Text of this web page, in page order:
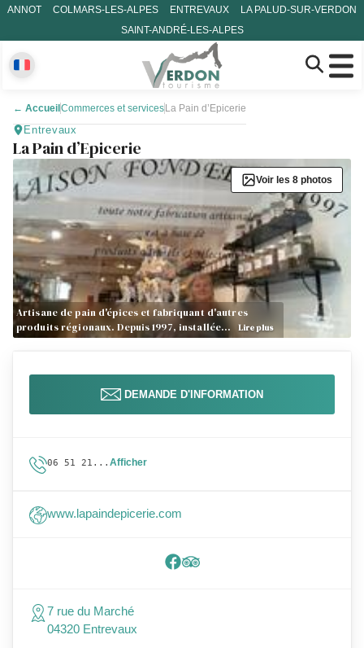
ANNOT COLMARS-LES-ALPES ENTREVAUX
LA PALUD-SUR-VERDON
SAINT-ANDRÉ-LES-ALPES
← Accueil Commerces et services La Pain d’Epicerie
Entrevaux
La Pain d’Epicerie
Artisane de pain d'épices et fabriquant d'autres
produits régionaux. Depuis 1997, installée…
Lire plus
Voir les 8 photos
DEMANDE D'INFORMATION
06 51 21... Afficher
www.lapaindepicerie.com
7 rue du Marché
04320 Entrevaux